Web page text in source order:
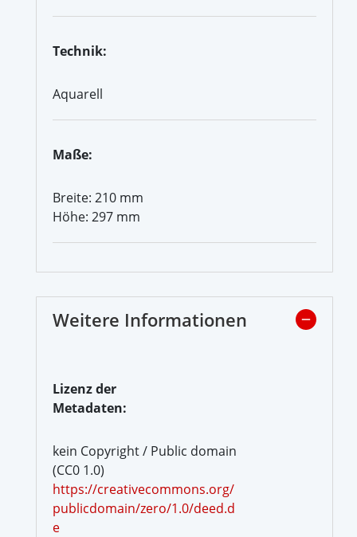
Technik:
Aquarell
Maße:
Breite: 210 mm
Höhe: 297 mm
Weitere Informationen
Lizenz der
Metadaten:
kein Copyright / Public domain
(CC0 1.0)
https://creativecommons.org/
publicdomain/zero/1.0/deed.d
e